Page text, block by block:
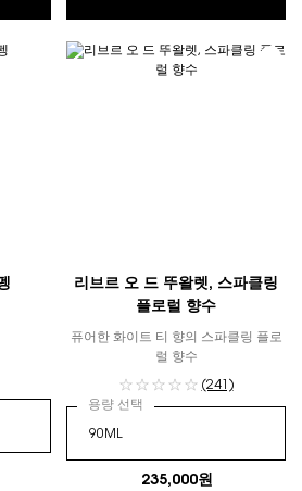
리브르 오 드 뚜왈렛, 스파클링
플로럴 향수
퓨어한 화이트 티 향의 스파클링 플로
럴 향수
(241)
용량 선택
235,000원